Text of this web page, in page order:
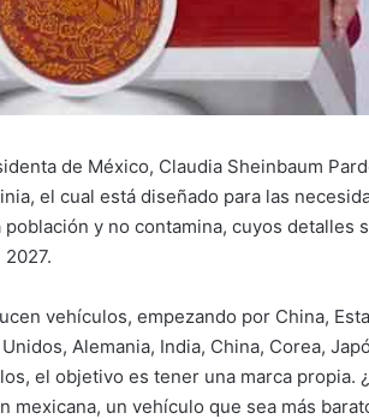
de México, Claudia Sheinbaum
el cual está diseñado para las
y no contamina, cuyos detalles
vehículos, empezando por China,
Alemania, India, China, Corea,
el objetivo es tener una marca propia.
un vehículo que sea más